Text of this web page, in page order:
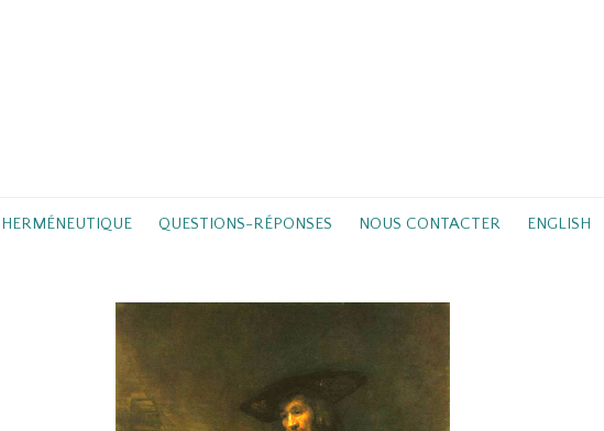
HERMÉNEUTIQUE QUESTIONS-RÉPONSES NOUS CONTACTER ENGLISH